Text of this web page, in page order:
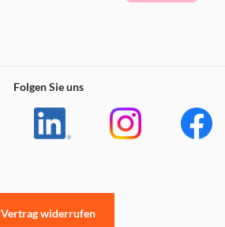
Folgen Sie uns
Vertrag widerrufen